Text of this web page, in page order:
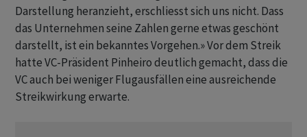
Darstellung heranzieht, erschliesst sich uns nicht. Dass
das Unternehmen seine Zahlen gerne etwas geschönt
darstellt, ist ein bekanntes Vorgehen.» Vor dem Streik
hatte VC-Präsident Pinheiro deutlich gemacht, dass die
VC auch bei weniger Flugausfällen eine ausreichende
Streikwirkung erwarte.